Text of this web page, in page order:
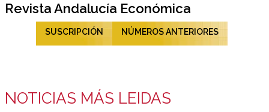
Revista Andalucía Económica
SUSCRIPCIÓN NÚMEROS ANTERIORES
NOTICIAS MÁS LEIDAS